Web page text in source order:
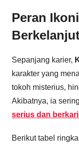
Peran
Sepanjang karier,
karakter yang
tokoh misterius,
Akibatnya, ia
serius dan
Berikut tabel